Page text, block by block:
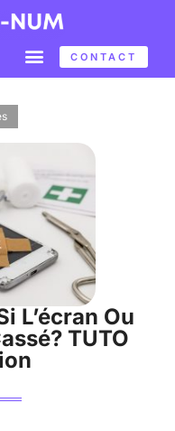
CONTACT
L’écran Ou
TUTO